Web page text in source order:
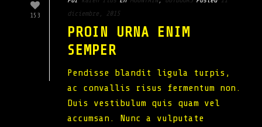
153
diciembre, 2015
PROIN URNA ENIM
SEMPER
Pendisse blandit ligula turpis,
ac convallis risus fermentum non.
Duis vestibulum quis quam vel
accumsan. Nunc a vulputate